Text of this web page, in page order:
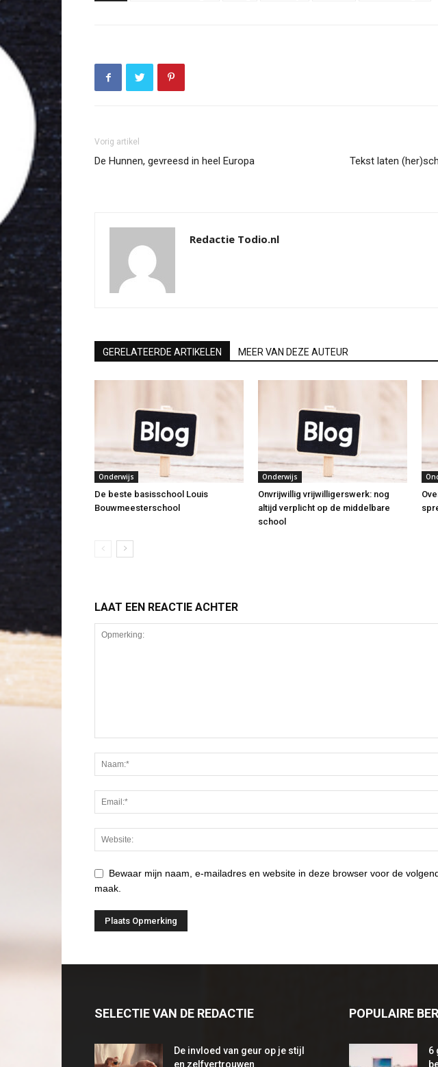
Vorig artikel
De Hunnen, gevreesd in heel Europa
Tekst laten
Redactie Todio.nl
GERELATEERDE ARTIKELEN MEER VAN DEZE AUTEUR
Onderwijs
De beste basisschool Louis
Bouwmeesterschool
Onderwijs
Onvrijwillig vrijwilligerswerk: nog
altijd verplicht op de middelbare
school
LAAT EEN REACTIE ACHTER
Bewaar mijn naam, e-mailadres en website in deze browser voor de
maak.
SELECTIE VAN DE REDACTIE
De invloed van geur op je stijl
en zelfvertrouwen
POPULAIRE
6